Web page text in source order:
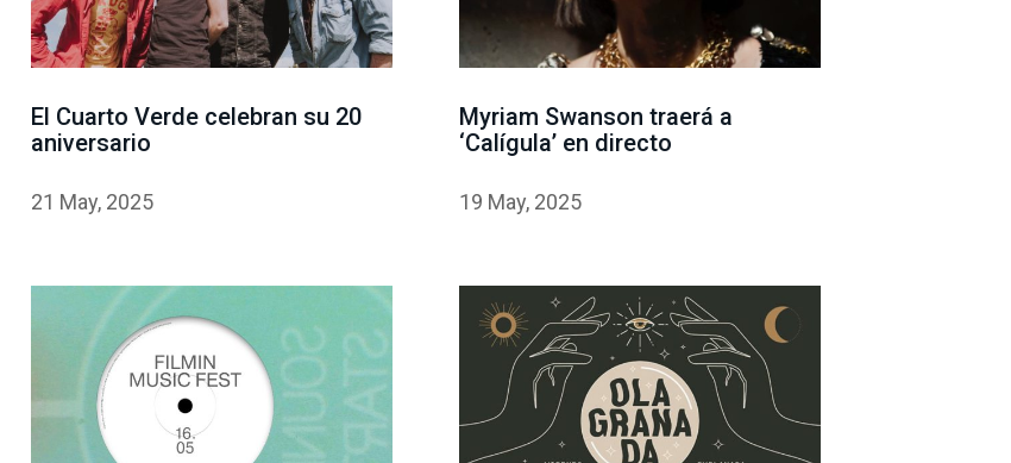
El Cuarto Verde celebran su 20
aniversario
21 May, 2025
Myriam Swanson traerá a
‘Calígula’ en directo
19 May, 2025